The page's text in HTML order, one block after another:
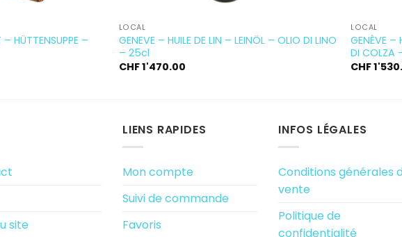
HÜTTENSUPPE –
LOCAL
GENEVE – HUILE DE LIN – LEINÖL – OLIO DI LINO
– 25cl
CHF1'470.00
LOCAL
GENÈVE –
DI COLZA
CHF
site
LIENS RAPIDES
Mon compte
Suivi de commande
Favoris
INFOS LÉGALES
Conditions générales
vente
Politique de
confidentialité